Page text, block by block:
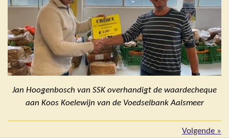
Jan Hoogenbosch van SSK overhandigt de waardecheque
aan Koos Koelewijn van de Voedselbank Aalsmeer
Volgende »